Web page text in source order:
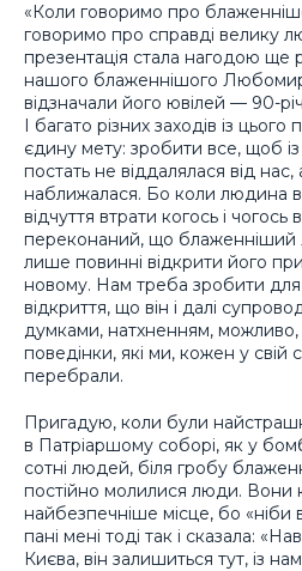
«Коли говоримо про
говоримо про справді велику
презентація стала нагодою ще
нашого блаженнішого
відзначали його ювілей — 90-
І багато різних заходів із
єдину мету: зробити все, щоб
постать не віддалялася від
наближалася. Бо коли людина
відчуття втрати когось і
переконаний, що
лише повинні відкрити його
новому. Нам треба зробити
відкриття, що він і далі
думками, натхненням, можливо,
поведінки, які ми, кожен у свій
перебрали.
Пригадую, коли були
в Патріаршому соборі, як у
сотні людей, біля гробу
постійно молилися люди. Вони
найбезпечніше місце, бо «ніби
пані мені тоді так і сказала:
Києва, він залишиться тут, із